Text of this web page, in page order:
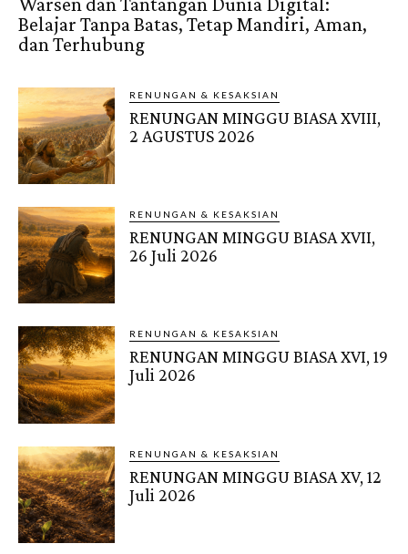
Belajar Tanpa Batas, Tetap Mandiri, Aman,
dan Terhubung
RENUNGAN & KESAKSIAN
RENUNGAN MINGGU BIASA XVIII,
2 AGUSTUS 2026
RENUNGAN & KESAKSIAN
RENUNGAN MINGGU BIASA XVII,
26 Juli 2026
RENUNGAN & KESAKSIAN
RENUNGAN MINGGU BIASA XVI, 19
Juli 2026
RENUNGAN & KESAKSIAN
RENUNGAN MINGGU BIASA XV, 12
Juli 2026